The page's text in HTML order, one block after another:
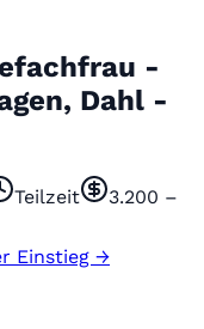
-
Dahl -
Teilzeit
3.200 –
Einstieg →